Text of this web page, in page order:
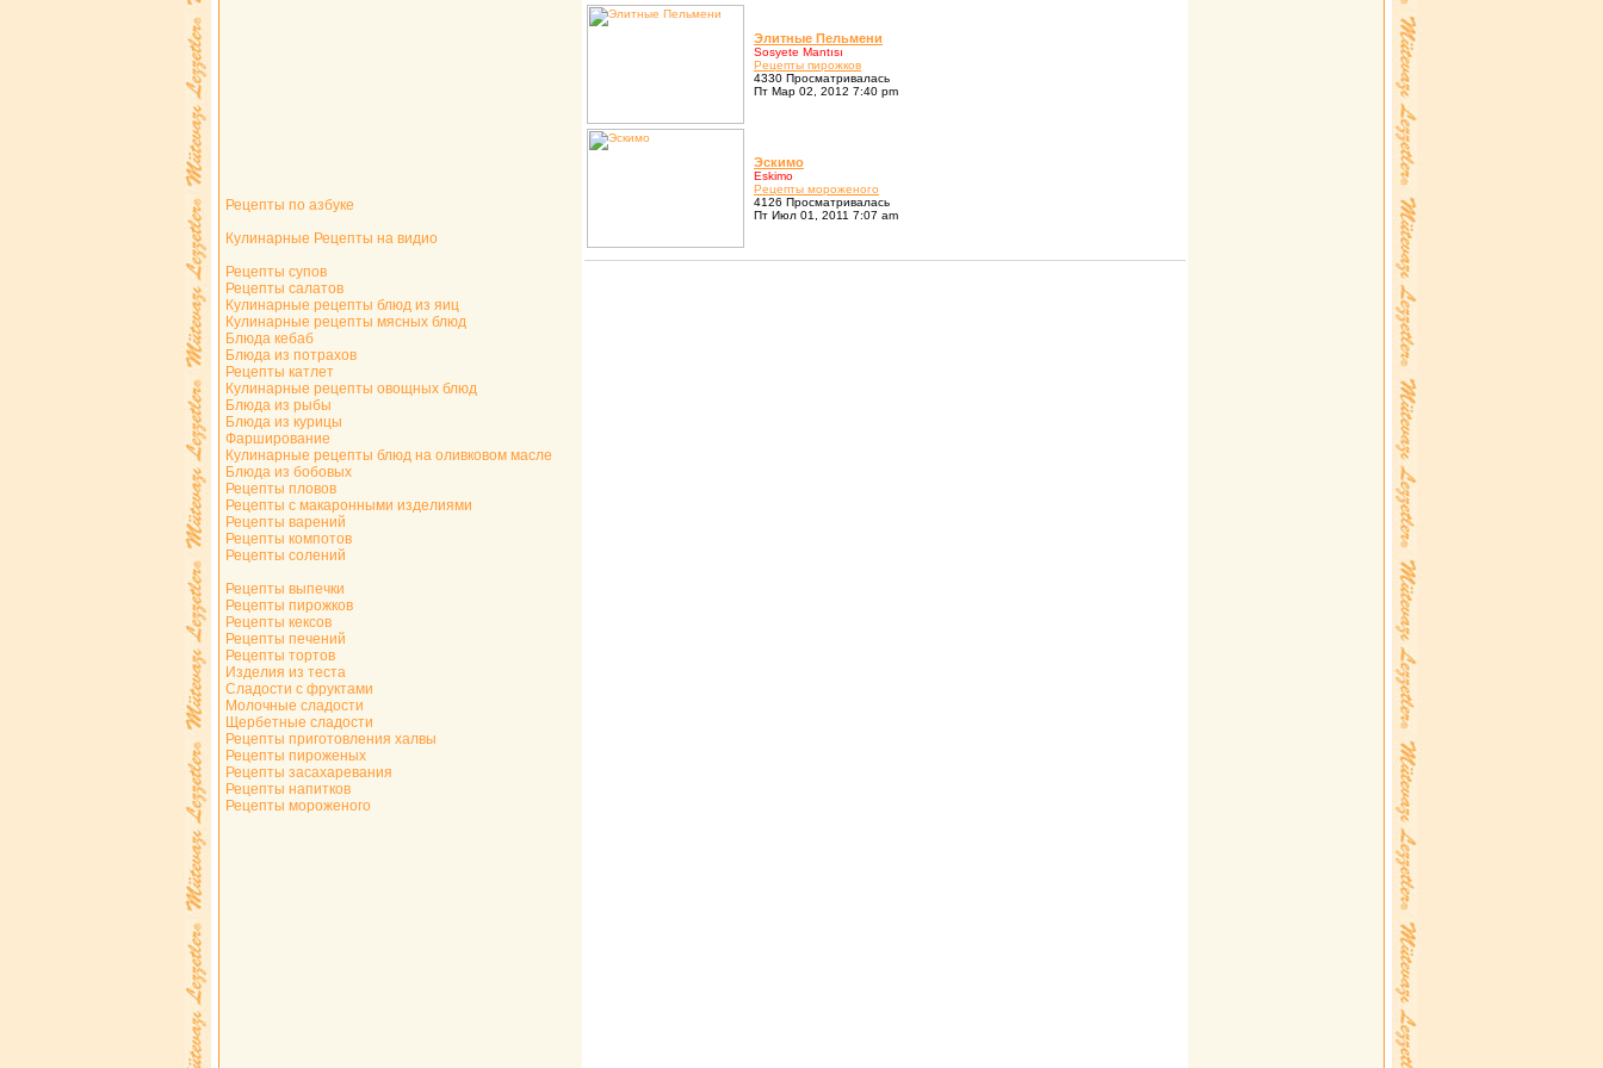
Рецепты по азбуке
Кулинарные Рецепты на видио
Рецепты супов
Рецепты салатов
Кулинарные рецепты блюд из яиц
Кулинарные рецепты мясных блюд
Блюда кебаб
Блюда из потрахов
Рецепты катлет
Кулинарные рецепты овощных блюд
Блюда из рыбы
Блюда из курицы
Фарширование
Кулинарные рецепты блюд на оливковом масле
Блюда из бобовых
Рецепты пловов
Рецепты с макаронными изделиями
Рецепты варений
Рецепты компотов
Рецепты солений
Рецепты выпечки
Рецепты пирожков
Рецепты кексов
Рецепты печений
Рецепты тортов
Изделия из теста
Сладости с фруктами
Молочные сладости
Щербетные сладости
Рецепты приготовления халвы
Рецепты пироженых
Рецепты засахаревания
Рецепты напитков
Рецепты мороженого
Элитные Пельмени
Sosyete Mantısı
Pецепты пиpожков
4330 Просматривалась
Пт Мар 02, 2012 7:40 pm
Эскимо
Eskimo
Pецепты моpоженого
4126 Просматривалась
Пт Июл 01, 2011 7:07 am